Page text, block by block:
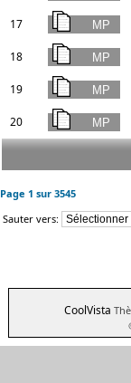
17
18
19
20
Page 1 sur 3545
Sauter vers:
CoolVista